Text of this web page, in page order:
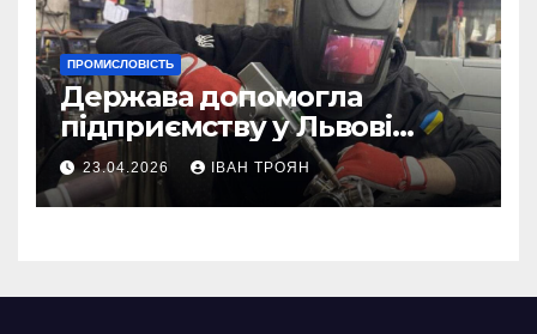
ПРОМИСЛОВІСТЬ
Держава допомогла
підприємству у Львові
відновити виробничі
потужності після атаки
російського БПЛА
23.04.2026 ІВАН ТРОЯН